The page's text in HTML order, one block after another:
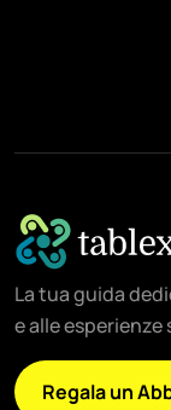
La tua guida
e alle esperienze
Regala un